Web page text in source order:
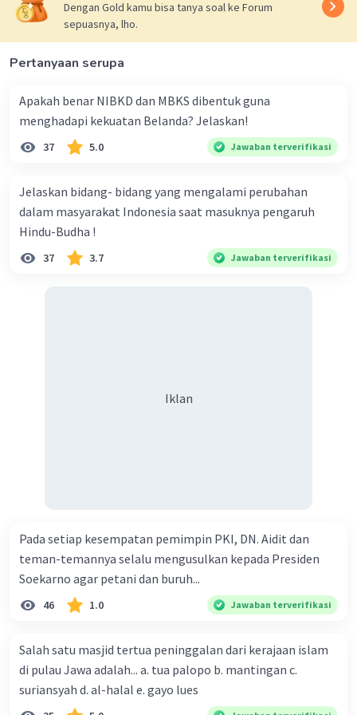
Volksraad menjadi sarana bagi penduduk Hindia
Belanda untuk menyuarakan aspirasinya dan
untuk berpartisipasi dalam pemerintahan.
Volksraad juga menjadi sarana bagi pemerintah
penduduk Hindia Belanda.
Berikut adalah beberapa tujuan pembentukan
Volksraad:
Hindia Belanda dalam pemerintahan
Mendapatkan masukan dari penduduk
Hindia Belanda tentang berbagai
masalah yang berkaitan dengan Hindia
Iklan
Volksraad merupakan lembaga yang dibentuk
oleh pemerintah Belanda dengan tujuan:
C. Untuk mengakomodir berbagai suara dari
rakyat pribumi kepada pemerintah Belanda.
pemerintah kolonial Belanda di Hindia Belanda
pada tahun 1918. Lembaga ini dibentuk sebagai
wadah untuk mengakomodir aspirasi dan suara
dari kalangan pribumi (penduduk asli) Hindia
Dengan Gold kamu bisa tanya soal ke Forum
sepuasnya, lho.
Pertanyaan serupa
Apakah benar NIBKD dan MBKS dibentuk guna
menghadapi kekuatan Belanda? Jelaskan!
37 5.0 Jawaban terverifikasi
Jelaskan bidang- bidang yang mengalami perubahan
dalam masyarakat Indonesia saat masuknya pengaruh
Hindu-Budha !
37 3.7 Jawaban terverifikasi
Iklan
Pada setiap kesempatan pemimpin PKI, DN. Aidit dan
teman-temannya selalu mengusulkan kepada Presiden
Soekarno agar petani dan buruh...
46 1.0 Jawaban terverifikasi
Salah satu masjid tertua peninggalan dari kerajaan islam
di pulau Jawa adalah... a. tua palopo b. mantingan c.
suriansyah d. al-halal e. gayo lues